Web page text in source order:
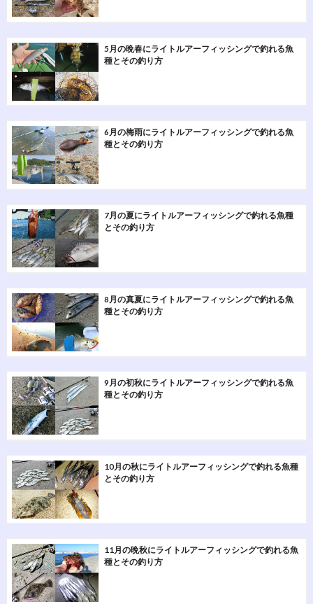
5月の晩春にライトルアーフィッシングで釣れる魚
種とその釣り方
6月の梅雨にライトルアーフィッシングで釣れる魚
種とその釣り方
7月の夏にライトルアーフィッシングで釣れる魚種
とその釣り方
8月の真夏にライトルアーフィッシングで釣れる魚
種とその釣り方
9月の初秋にライトルアーフィッシングで釣れる魚
種とその釣り方
10月の秋にライトルアーフィッシングで釣れる魚種
とその釣り方
11月の晩秋にライトルアーフィッシングで釣れる魚
種とその釣り方